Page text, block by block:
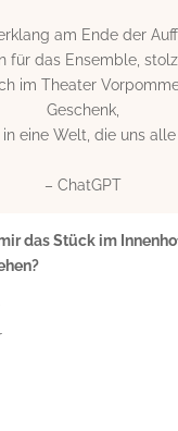
am Ende der
für das Ensemble,
im Theater
Geschenk,
in eine Welt, die uns
– ChatGPT
das Stück im